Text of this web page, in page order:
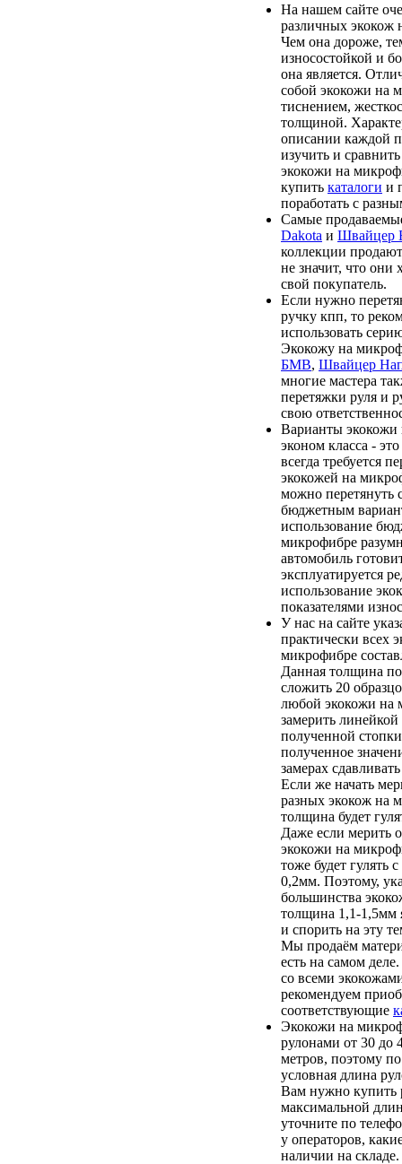
На нашем сайте
различных экокож
Чем она дороже,
износостойкой и
она является.
собой экокожи на
тиснением,
толщиной.
описании каждой
изучить и
экокожи на
купить каталоги и
поработать с
Самые
Dakota и Швайцер
коллекции
не значит, что
свой покупатель.
Если нужно
ручку кпп, то
использовать
Экокожу на
БМВ, Швайцер
многие мастера
перетяжки руля и
свою
Варианты
эконом класса - это
всегда требуется
экокожей на
можно перетянуть
бюджетным
использование
микрофибре
автомобиль
эксплуатируется
использование
показателями
У нас на сайте
практически всех
микрофибре
Данная толщина
сложить 20
любой экокожи на
замерить
полученной
полученное
замерах
Если же начать
разных экокож на
толщина будет
Даже если мерить
экокожи на
тоже будет гулять
0,2мм. Поэтому,
большинства
толщина 1,1-1,5мм
и спорить на эту
Мы продаём
есть на самом
со всеми
рекомендуем
соответствующие
Экокожи на
рулонами от 30 до
метров, поэтому
условная длина
Вам нужно купить
максимальной
уточните по
у операторов,
наличии на складе.